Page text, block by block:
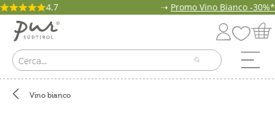
4.7 ➝ Promo Vino Bianco -30%*
Vino bianco